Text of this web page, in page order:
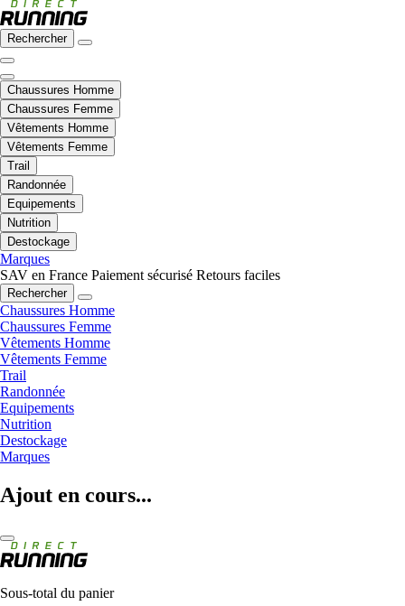
Rechercher
Chaussures Homme
Chaussures Femme
Vêtements Homme
Vêtements Femme
Trail
Randonnée
Equipements
Nutrition
Destockage
Marques
SAV en France Paiement sécurisé Retours faciles
Rechercher
Chaussures Homme
Chaussures Femme
Vêtements Homme
Vêtements Femme
Trail
Randonnée
Equipements
Nutrition
Destockage
Marques
Ajout en cours...
Sous-total du panier